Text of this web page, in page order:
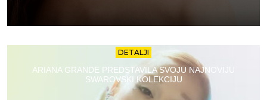
DETALJI
ARIANA GRANDE PREDSTAVILA SVOJU NAJNOVIJU
SWAROVSKI KOLEKCIJU